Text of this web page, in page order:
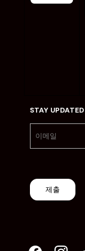
STAY UPDATED
제출